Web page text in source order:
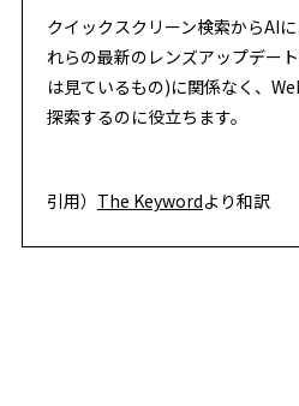
クイックスクリーン検索からAI
れらの最新のレンズアップデー
は見ているもの)に関係なく、
探索するのに役立ちます。
引用） The Keywordより和訳